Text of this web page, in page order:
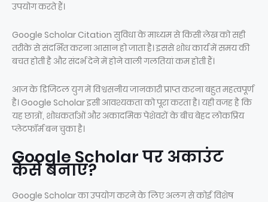
उपयोग करते हैं।
Google Scholar Citation सुविधा के माध्यम से किसी लेख को सही
तरीके से संदर्भित करना आसान हो जाता है। इससे शोध कार्य में समय की
बचत होती है और संदर्भ देने में होने वाली गलतियां कम होती हैं।
आज के डिजिटल युग में विश्वसनीय जानकारी प्राप्त करना बहुत महत्वपूर्ण
है। Google Scholar इसी आवश्यकता को पूरा करता है। यही वजह है कि
यह छात्रों, शोधकर्ताओं और अकादमिक पेशेवरों के बीच बेहद लोकप्रिय
प्लेटफॉर्म बन चुका है।
Google Scholar पर अकाउंट
कैसे बनाएं?
Google Scholar का उपयोग करने के लिए अलग से कोई विशेष